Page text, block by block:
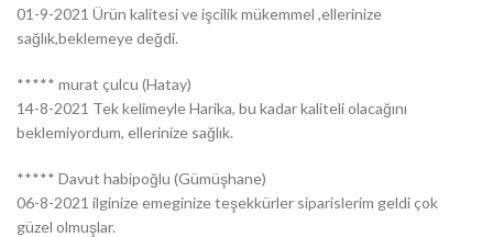
01-9-2021 Ürün kalitesi ve işcilik mükemmel ,ellerinize
sağlık,beklemeye değdi.
***** murat çulcu (Hatay)
14-8-2021 Tek kelimeyle Harika, bu kadar kaliteli olacağını
beklemiyordum, ellerinize sağlık.
***** Davut habipoğlu (Gümüşhane)
06-8-2021 ilginize emeginize teşekkürler siparislerim geldi çok
güzel olmuşlar.